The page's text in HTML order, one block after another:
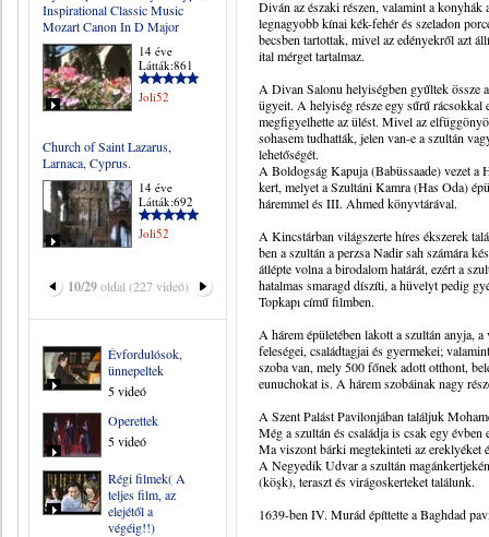
Inspirational Classic Music
Mozart Canon In D Major
14 éve
Látták:861
Joli52
Church of Saint Lazarus,
Larnaca, Cyprus.
14 éve
Látták:692
Joli52
10/29oldal (227 videó)
Évfordulósok,
ünnepeltek
5 videó
Operettek
5 videó
Régi filmek( A
teljes film, az
elejétől a
végéig!!)
Diván az északi részen, valamint a
legnagyobb kínai kék-fehér és szeladon
becsben tartottak, mivel az edényekről azt
ital mérget tartalmaz.
A Divan Salonu helyiségben gyűltek össze
ügyeit. A helyiség része egy sűrű rácsokkal
megfigyelhette az ülést. Mivel az
sohasem tudhatták, jelen van-e a szultán
lehetőségét.
A Boldogság Kapuja (Babüssaade) vezet a
kert, melyet a Szultáni Kamra (Has Oda)
háremmel és III. Ahmed könyvtárával.
A Kincstárban világszerte híres ékszerek
ben a szultán a perzsa Nadir sah számára
átlépte volna a birodalom határát, ezért a
hatalmas smaragd díszíti, a hüvelyt pedig
Topkapı című filmben.
A hárem épületében lakott a szultán anyja,
feleségei, családtagjai és gyermekei;
szoba van, mely 500 főnek adott otthont,
eunuchokat is. A hárem szobáinak nagy
A Szent Palást Pavilonjában találjuk
Még a szultán és családja is csak egy
Ma viszont bárki megtekinteti az ereklyéket
A Negyedik Udvar a szultán
(köşk), teraszt és virágoskerteket találunk.
1639-ben IV. Murád építtette a Baghdad